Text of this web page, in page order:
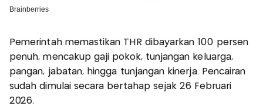
Pemerintah memastikan THR dibayarkan 100 persen
penuh, mencakup gaji pokok, tunjangan keluarga,
pangan, jabatan, hingga tunjangan kinerja. Pencairan
sudah dimulai secara bertahap sejak 26 Februari
2026.